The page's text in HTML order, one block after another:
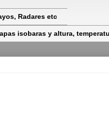
Radares etc
isobaras y altura,